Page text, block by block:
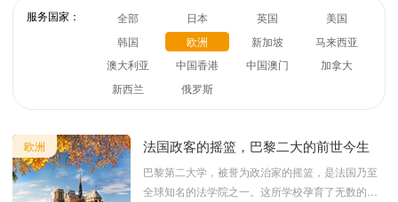
服务国家： 全部 日本 英国
美国
韩国
欧洲 新加坡
马来西亚
澳大利亚
中国香港 中国澳门
加拿大
新西兰
俄罗斯
欧洲 法国政客的摇篮，巴黎二大的前世今生
巴黎第二大学，被誉为政治家的摇篮，是法国乃至
全球知名的法学院之一。这所学校孕育了无数的政